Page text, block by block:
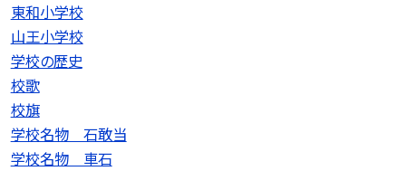
東和小学校
山王小学校
学校の歴史
校歌
校旗
学校名物 石敢当
学校名物 車石